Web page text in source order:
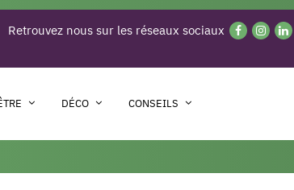
Retrouvez nous sur les réseaux sociaux
DÉCO CONSEILS